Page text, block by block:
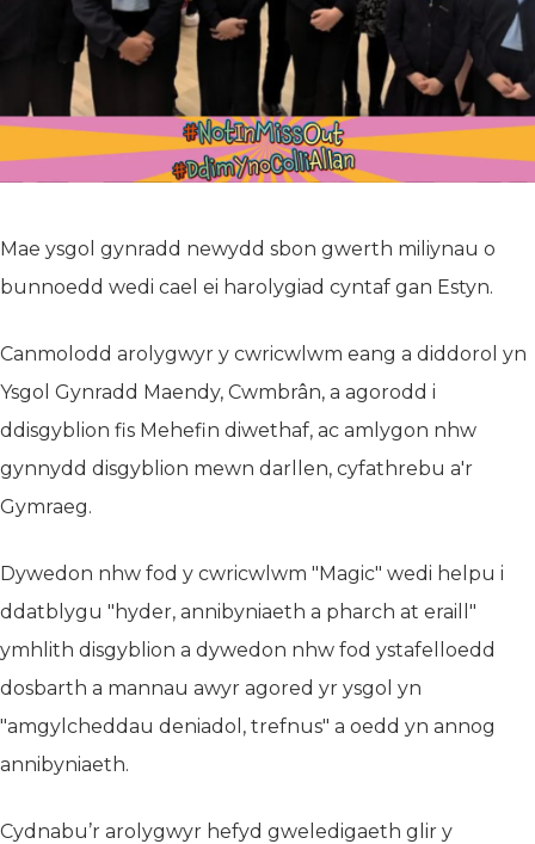
Mae ysgol gynradd newydd sbon gwerth miliynau o
bunnoedd wedi cael ei harolygiad cyntaf gan Estyn.
Canmolodd arolygwyr y cwricwlwm eang a diddorol yn
Ysgol Gynradd Maendy, Cwmbrân, a agorodd i
ddisgyblion fis Mehefin diwethaf, ac amlygon nhw
gynnydd disgyblion mewn darllen, cyfathrebu a'r
Gymraeg.
Dywedon nhw fod y cwricwlwm "Magic" wedi helpu i
ddatblygu "hyder, annibyniaeth a pharch at eraill"
ymhlith disgyblion a dywedon nhw fod ystafelloedd
dosbarth a mannau awyr agored yr ysgol yn
"amgylcheddau deniadol, trefnus" a oedd yn annog
annibyniaeth.
Cydnabu’r arolygwyr hefyd gweledigaeth glir y